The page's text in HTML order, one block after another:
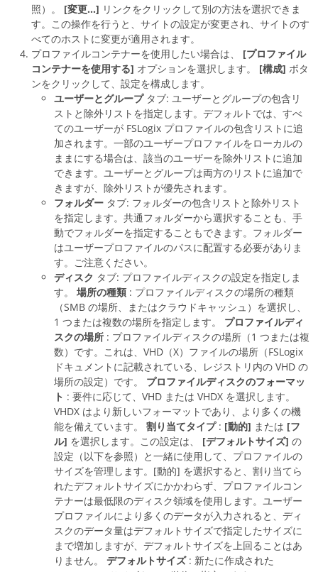
照）。 [変更...] リンクをクリックして別の方法を選択できま
す。この操作を行うと、サイトの設定が変更され、サイトのす
べてのホストに変更が適用されます。
プロファイルコンテナーを使用したい場合は、 [プロファイル
コンテナーを使用する] オプションを選択します。 [構成] ボタ
ンをクリックして、設定を構成します。
ユーザーとグループ タブ: ユーザーとグループの包含リ
ストと除外リストを指定します。デフォルトでは、すべ
てのユーザーが FSLogix プロファイルの包含リストに追
加されます。一部のユーザープロファイルをローカルの
ままにする場合は、該当のユーザーを除外リストに追加
できます。ユーザーとグループは両方のリストに追加で
きますが、除外リストが優先されます。
フォルダー タブ: フォルダーの包含リストと除外リスト
を指定します。共通フォルダーから選択することも、手
動でフォルダーを指定することもできます。フォルダー
はユーザープロファイルのパスに配置する必要がありま
す。ご注意ください。
ディスク タブ: プロファイルディスクの設定を指定しま
す。 場所の種類 : プロファイルディスクの場所の種類
（SMB の場所、またはクラウドキャッシュ）を選択し、
1 つまたは複数の場所を指定します。 プロファイルディ
スクの場所 : プロファイルディスクの場所（1 つまたは複
数）です。これは、VHD（X）ファイルの場所（FSLogix
ドキュメントに記載されている、レジストリ内の VHD の
場所の設定）です。 プロファイルディスクのフォーマッ
ト : 要件に応じて、VHD または VHDX を選択します。
VHDX はより新しいフォーマットであり、より多くの機
能を備えています。 割り当てタイプ : [動的] または [フ
ル] を選択します。この設定は、 [デフォルトサイズ] の
設定（以下を参照）と一緒に使用して、プロファイルの
サイズを管理します。[動的] を選択すると、割り当てら
れたデフォルトサイズにかかわらず、プロファイルコン
テナーは最低限のディスク領域を使用します。ユーザー
プロファイルにより多くのデータが入力されると、ディ
スクのデータ量はデフォルトサイズで指定したサイズに
まで増加しますが、デフォルトサイズを上回ることはあ
りません。 デフォルトサイズ : 新たに作成された